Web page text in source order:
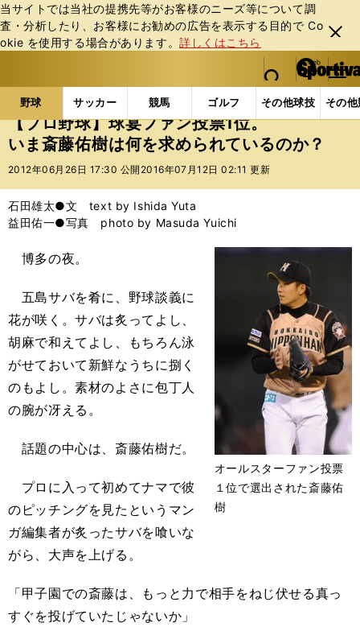
当サイトでは当社の提携先等がお客様のニーズ等について調
査・分析したり、お客様にお勧めの広告を表⽰する⽬的で Co
okie を使⽤する場合があります。詳しくはこちら
閉じ
る
web Sportiva (webスポルティーバ)
検索
マイペ
ー
ジ
メニュ
野球 サッカー 競馬 ゴルフ その他球技 その
b
ス
ポ
ル
バ
野球の記事一覧 プロ野球 【プロ野球】球宴ファン
【プロ野球】球宴ファン投票1位。
いま斎藤佑樹は何を求められているのか？
2012年06月26日 17:30 公開 2016年07月12日 02:11 更新
石田雄太●文 text by Ishida Yuta
益田佑一●写真 photo by Masuda Yuichi
オールスターファン投票
１位で選出された斎藤佑
樹
博多の夜。
五島サバを肴に、野球談義に
花が咲く。サバは炙ってよし、
胡麻で和えてよし、もちろん泳
がせておいて新鮮なうちに捌く
のもよし。素材のよさに包丁人
の腕が冴える。
話題の中心は、斎藤佑樹だ。
プロに入って初めてナマで彼
のピッチングを見たというマン
ガ編集者が炙ったサバを喰いな
がら、大声を上げる。
「甲子園での斎藤は、もっと力で相手をねじ伏せる真っ
すぐを投げていたじゃないか」